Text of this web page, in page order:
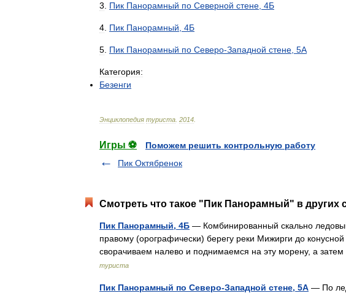
3 Пик Панорамный по Северной стене 4Б
4 Пик Панорамный 4Б
5 Пик Панорамный по Северо-Западной стене 5А
Категория:
Безенги
Энциклопедия туриста 2014
Игры ⚽
Поможем решить контрольную работу
Пик Октябренок
Смотреть что такое "Пик Панорамный" в других
Пик Панорамный, 4Б — Комбинированный скально
правому (орографически) берегу реки Мижирги до
сворачиваем налево и поднимаемся на эту морену, а
туриста
Пик Панорамный по Северо-Западной стене, 5А — По